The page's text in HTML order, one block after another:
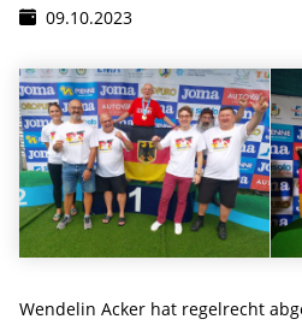
09.10.2023
Wendelin Acker hat regelrecht